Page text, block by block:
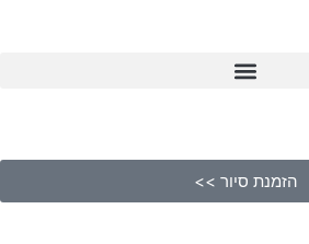
הזמנת סיור >>